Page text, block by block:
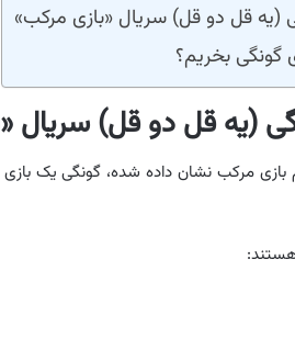
(یه قل دو قل) سریال «بازی مرکب»
بخریم؟
(یه قل دو قل) سریال
مرکب نشان داده شده، گونگی یک